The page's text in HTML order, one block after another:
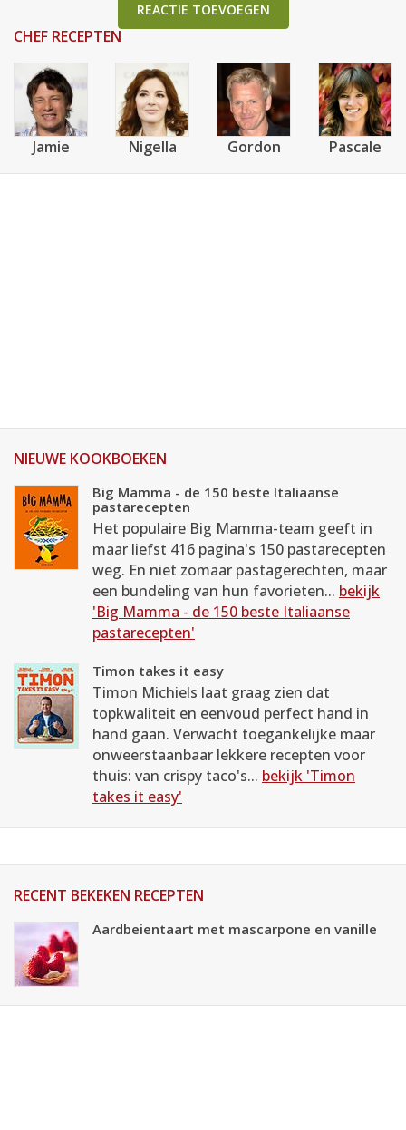
REACTIE TOEVOEGEN
CHEF RECEPTEN
Jamie Nigella Gordon Pascale
NIEUWE KOOKBOEKEN
Big Mamma - de 150 beste Italiaanse
pastarecepten
Het populaire Big Mamma-team geeft in
maar liefst 416 pagina's 150 pastarecepten
weg. En niet zomaar pastagerechten, maar
een bundeling van hun favorieten... bekijk
'Big Mamma - de 150 beste Italiaanse
pastarecepten'
Timon takes it easy
Timon Michiels laat graag zien dat
topkwaliteit en eenvoud perfect hand in
hand gaan. Verwacht toegankelijke maar
onweerstaanbaar lekkere recepten voor
thuis: van crispy taco's... bekijk 'Timon
takes it easy'
RECENT BEKEKEN RECEPTEN
Aardbeientaart met mascarpone en vanille